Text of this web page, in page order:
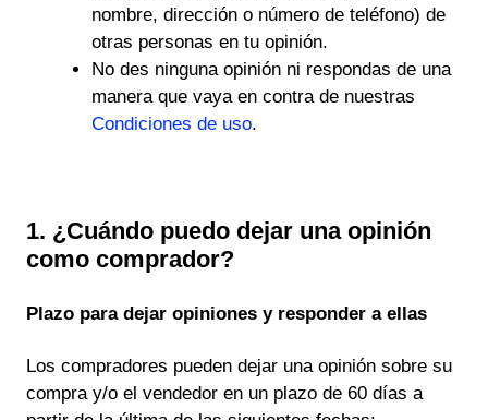
nombre, dirección o número de teléfono) de
otras personas en tu opinión.
No des ninguna opinión ni respondas de una
manera que vaya en contra de nuestras
Condiciones de uso.
1. ¿Cuándo puedo dejar una opinión
como comprador?
Plazo para dejar opiniones y responder a ellas
Los compradores pueden dejar una opinión sobre su
compra y/o el vendedor en un plazo de 60 días a